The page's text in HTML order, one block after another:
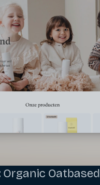
Organic Oatbased